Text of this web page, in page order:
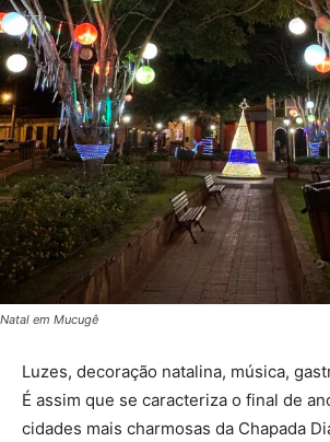
Natal em Mucugê
Luzes, decoração natalina, música,
É assim que se caracteriza o final de
cidades mais charmosas da Chapada